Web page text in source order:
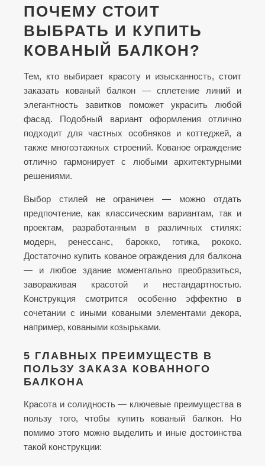
ПОЧЕМУ СТОИТ
ВЫБРАТЬ И КУПИТЬ
КОВАНЫЙ БАЛКОН?
Тем, кто выбирает красоту и изысканность, стоит
заказать кованый балкон — сплетение линий и
элегантность завитков поможет украсить любой
фасад. Подобный вариант оформления отлично
подходит для частных особняков и коттеджей, а
также многоэтажных строений. Кованое ограждение
отлично гармонирует с любыми архитектурными
решениями.
Выбор стилей не ограничен — можно отдать
предпочтение, как классическим вариантам, так и
проектам, разработанным в различных стилях:
модерн, ренессанс, барокко, готика, рококо.
Достаточно купить кованое ограждения для балкона
— и любое здание моментально преобразиться,
завораживая красотой и нестандартностью.
Конструкция смотрится особенно эффектно в
сочетании с иными коваными элементами декора,
например, коваными козырьками.
5 ГЛАВНЫХ ПРЕИМУЩЕСТВ В
ПОЛЬЗУ ЗАКАЗА КОВАННОГО
БАЛКОНА
Красота и солидность — ключевые преимущества в
пользу того, чтобы купить кованый балкон. Но
помимо этого можно выделить и иные достоинства
такой конструкции: